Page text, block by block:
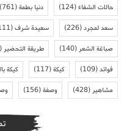
حالات الشفاء(124) دنيا بطمة(761)
سعد لمجرد(226) سعيدة شرف(111)
صباغة الشعر(140) طريقة التحضير(151)
فوائد(109) كيكة(117) كيكة
مشاهير(428) وصفة(156)